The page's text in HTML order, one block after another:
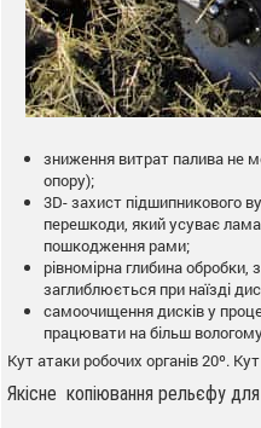
зниження витрат палива не
опору);
3D- захист підшипникового
перешкоди, який усуває
пошкодження рами;
рівномірна глибина
заглиблюється при наїзді
самоочищення дисків у
працювати на більш вологому
Кут атаки робочих органів 20º.
Якісне копіювання рельєфу